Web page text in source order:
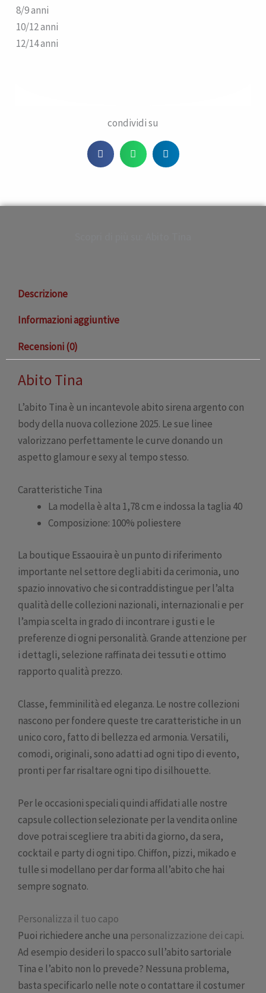
8/9 anni
10/12 anni
12/14 anni
condividi su
Descrizione
Informazioni aggiuntive
Recensioni (0)
Abito Tina
L’abito Tina è un incantevole abito sirena argento con
body della nuova collezione 2025. Le sue linee
valorizzano perfettamente le curve donando un
aspetto glamour e sexy al tempo stesso.
Caratteristiche Tina
La modella è alta 1,78 cm e indossa la taglia 40
Composizione: 100% poliestere
La boutique Essaouira è un punto di riferimento
importante nel settore degli abiti da cerimonia, uno
spazio innovativo che si contraddistingue per l’alta
qualità delle collezioni nazionali, internazionali e per
l’ampia scelta in grado di incontrare i gusti e le
preferenze di ogni personalità. Grande attenzione per
i dettagli, selezione raffinata dei tessuti e ottimo
rapporto qualità prezzo.
Classe, femminilità ed eleganza. Le nostre collezioni
nascono per fondere queste tre caratteristiche in un
unico coro, fatto di bellezza ed armonia. Versatili,
comodi, originali, sono adatti ad ogni tipo di evento,
pronti per far risaltare ogni tipo di silhouette.
Per le occasioni speciali quindi affidati alle nostre
capsule collection selezionate per la vendita online
dove potrai scegliere tra abiti da giorno, da sera,
cocktail e party di ogni tipo. Chiffon, pizzi, mikado e
tulle si modellano per dar forma all’abito che hai
sempre sognato.
Personalizza il tuo capo
Puoi richiedere anche una personalizzazione dei capi.
Ad esempio desideri lo spacco sull’abito sartoriale
Tina e l’abito non lo prevede? Nessuna problema,
basta specificarlo nelle note o contattare il costumer